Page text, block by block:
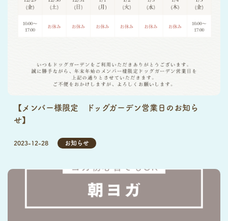
【メンバー様限定 ドッグガーデン営業日のお知ら
せ】
2023-12-28 お知らせ